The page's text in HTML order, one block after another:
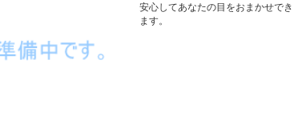
安心してあなたの目をおまかせでき
ます。